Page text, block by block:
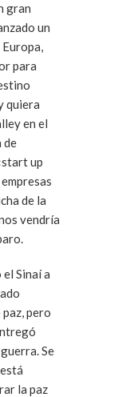
gran
un
para
quiera
en el
de
up
de la
vendría
Sinaí a
pero
Se
la paz